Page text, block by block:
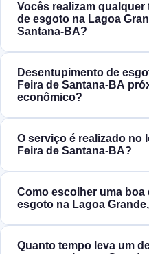
Vocês realizam
de esgoto na Lagoa
Santana‑BA?
Desentupimento de
Feira de Santana‑BA
econômico?
O serviço é realizado no
Feira de Santana‑BA?
Como escolher uma
esgoto na Lagoa
Quanto tempo leva um